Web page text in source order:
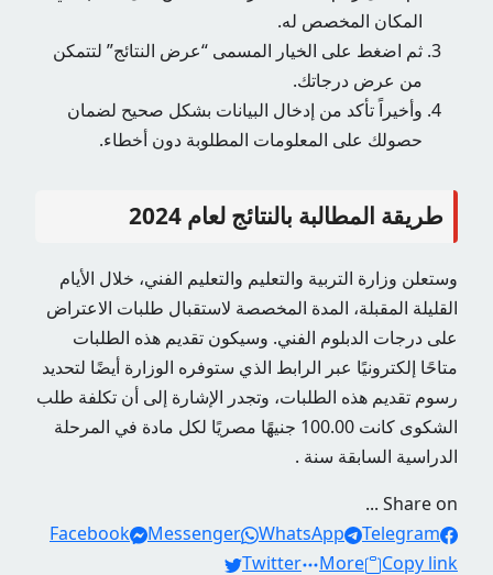
المكان المخصص له.
ثم اضغط على الخيار المسمى “عرض النتائج” لتتمكن
من عرض درجاتك.
وأخيراً تأكد من إدخال البيانات بشكل صحيح لضمان
حصولك على المعلومات المطلوبة دون أخطاء.
طريقة المطالبة بالنتائج لعام 2024
وستعلن وزارة التربية والتعليم والتعليم الفني، خلال الأيام
القليلة المقبلة، المدة المخصصة لاستقبال طلبات الاعتراض
على درجات الدبلوم الفني. وسيكون تقديم هذه الطلبات
متاحًا إلكترونيًا عبر الرابط الذي ستوفره الوزارة أيضًا لتحديد
رسوم تقديم هذه الطلبات، وتجدر الإشارة إلى أن تكلفة طلب
الشكوى كانت 100.00 جنيهًا مصريًا لكل مادة في المرحلة
الدراسية السابقة سنة .
Share on ...
Facebook
Messenger WhatsApp
Telegram
Twitter
More Copy link